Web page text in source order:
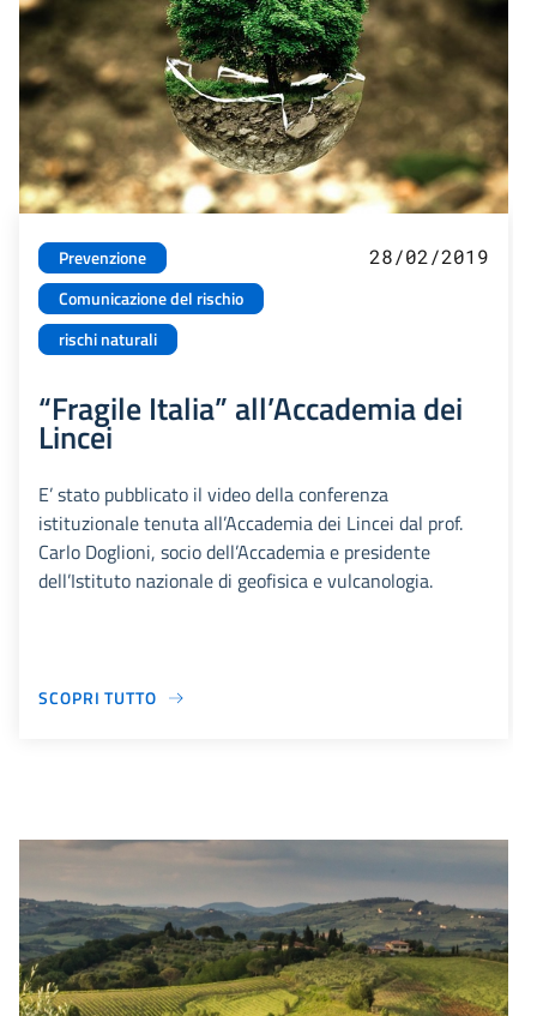
Prevenzione
Comunicazione del rischio
rischi naturali
28/02/2019
“Fragile Italia” all’Accademia dei
Lincei
E’ stato pubblicato il video della conferenza
istituzionale tenuta all’Accademia dei Lincei dal prof.
Carlo Doglioni, socio dell’Accademia e presidente
dell’Istituto nazionale di geofisica e vulcanologia.
SCOPRI TUTTO